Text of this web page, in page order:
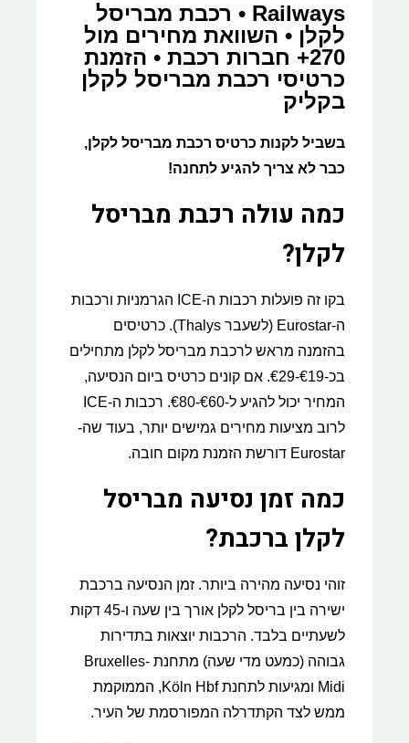
Railways • רכבת מבריסל
לקלן • השוואת מחירים מול
270+ חברות רכבת • הזמנת
כרטיסי רכבת מבריסל לקלן
בקליק
בשביל לקנות כרטיס רכבת מבריסל לקלן,
כבר לא צריך להגיע לתחנה!
כמה עולה רכבת מבריסל
לקלן?
בקו זה פועלות רכבות ה-ICE הגרמניות ורכבות
ה-Eurostar (לשעבר Thalys). כרטיסים
בהזמנה מראש לרכבת מבריסל לקלן מתחילים
בכ-€19-€29. אם קונים כרטיס ביום הנסיעה,
המחיר יכול להגיע ל-€60-€80. רכבות ה-ICE
לרוב מציעות מחירים גמישים יותר, בעוד שה-
Eurostar דורשת הזמנת מקום חובה.
כמה זמן נסיעה מבריסל
לקלן ברכבת?
זוהי נסיעה מהירה ביותר. זמן הנסיעה ברכבת
ישירה בין בריסל לקלן אורך בין שעה ו-45 דקות
לשעתיים בלבד. הרכבות יוצאות בתדירות
גבוהה (כמעט מדי שעה) מתחנת Bruxelles-
Midi ומגיעות לתחנת Köln Hbf, הממוקמת
ממש לצד הקתדרלה המפורסמת של העיר.